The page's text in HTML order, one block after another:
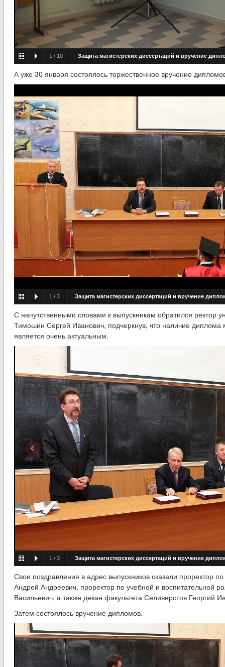
1 / 10 Защита магистерских диссертаций и вручение
А уже 30 января состоялось торжественное вручение
1 / 3 Защита магистерских диссертаций и вручение
С напутственными словами к выпускникам обратился ректор
Тимошин Сергей Иванович, подчеркнув, что наличие диплома
является очень актуальным.
1 / 3 Защита магистерских диссертаций и вручение
Свои поздравления в адрес выпускников сказали проректор
Андрей Андреевич, проректор по учебной и воспитательной
Васильевич, а также декан факультета Селиверстов Георгий
Затем состоялось вручение дипломов.